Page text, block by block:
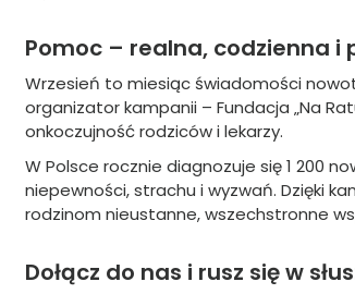
Pomoc – realna, codzienna i
Wrzesień to miesiąc świadomości
organizator kampanii – Fundacja „Na
onkoczujność rodziców i lekarzy.
W Polsce rocznie diagnozuje się 1 200
niepewności, strachu i wyzwań. Dzięki
rodzinom nieustanne, wszechstronne
Dołącz do nas i rusz się w